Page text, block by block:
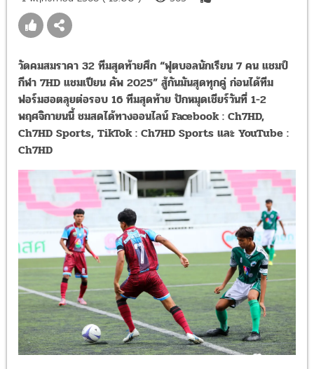
1 พฤศจิกายน 2568 ( 13:00 )
วัดคมสมราคา 32 ทีมสุดท้ายศึก “ฟุตบอลนักเรียน 7 คน แชมป์กีฬา
7HD แชมเปียน คัพ 2025” สู้กันมันสุดทุกคู่ ก่อนได้ทีมฟอร์มฮอตลุย
รอบ 16 ทีมสุดท้าย ปักหมุดเชียร์วันที่ 1-2 พฤศจิกายนนี้ ชมสดได้ทาง
ออนไลน์ Facebook : Ch7HD, Ch7HD Sports, TikTok : Ch7HD
Sports และ YouTube : Ch7HD